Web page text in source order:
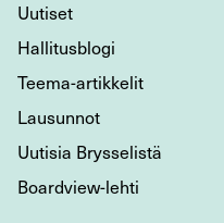
Uutiset
Hallitusblogi
Teema-artikkelit
Lausunnot
Uutisia Brysselistä
Boardview-lehti